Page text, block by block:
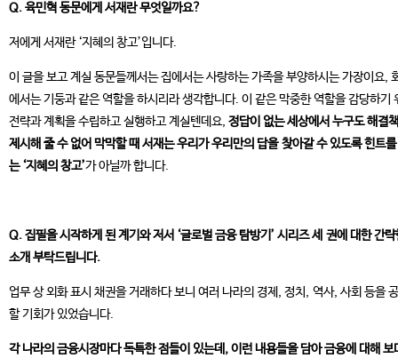
Q. 육민혁 동문에게 서재란 무엇일까요?
저에게 서재란 ‘지혜의 창고’입니다.
이 글을 보고 계실 동문들께서는 집에서는 사랑하는 가족을 부양하시는 가장이요,
에서는 기둥과 같은 역할을 하시리라 생각합니다. 이 같은 막중한 역할을 감당하기
전략과 계획을 수립하고 실행하고 계실텐데요, 정답이 없는 세상에서 누구도 해결
제시해 줄 수 없어 막막할 때 서재는 우리가 우리만의 답을 찾아갈 수 있도록 힌트
는 ‘지혜의 창고’가 아닐까 합니다.
Q. 집필을 시작하게 된 계기와 저서 ‘글로벌 금융 탐방기’ 시리즈 세 권에 대한 간략
소개 부탁드립니다.
업무 상 외화 표시 채권을 거래하다 보니 여러 나라의 경제, 정치, 역사, 사회 등을
할 기회가 있었습니다.
각 나라의 금융시장마다 독특한 점들이 있는데, 이런 내용들을 담아 금융에 대해 보